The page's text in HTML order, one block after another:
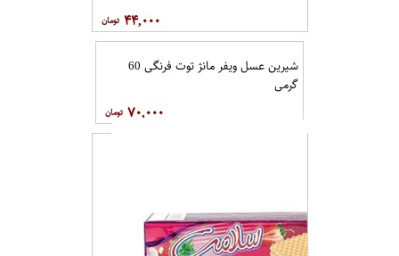
۴۴,۰۰۰
شیرین عسل ویفر مانژ توت فرنگی 60
گرمی
۷۰,۰۰۰